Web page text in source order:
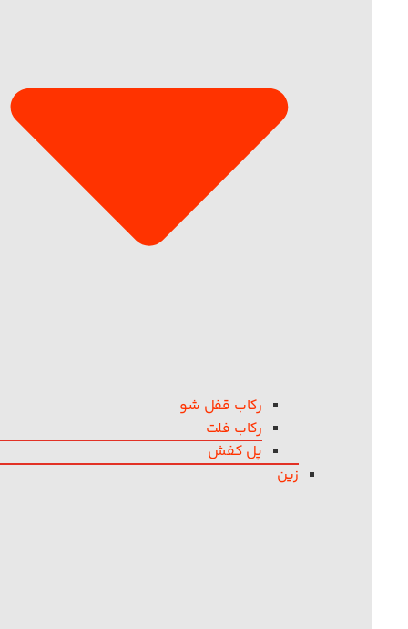
رکاب قفل شو
رکاب فلت
پل کفش
زین